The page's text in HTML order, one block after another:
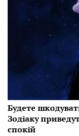
Будете
Зодіаку
спокій